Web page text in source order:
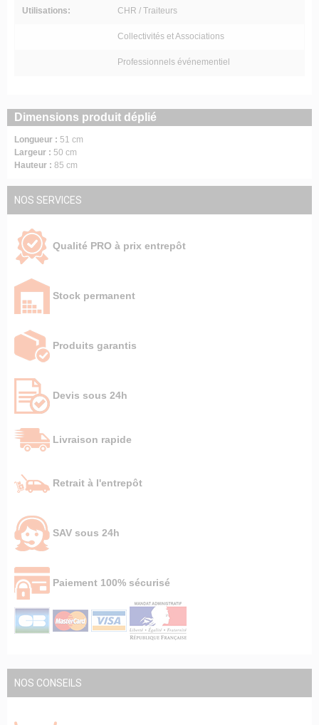
Utilisations: CHR / Traiteurs
Collectivités et Associations
Professionnels événementiel
Dimensions produit déplié
Longueur : 51 cm
Largeur : 50 cm
Hauteur : 85 cm
NOS SERVICES
Qualité PRO à prix entrepôt
Stock permanent
Produits garantis
Devis sous 24h
Livraison rapide
Retrait à l'entrepôt
SAV sous 24h
Paiement 100% sécurisé
NOS CONSEILS